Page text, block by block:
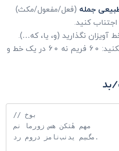
جمله (فعل/مفعول/مکث)
کنید.
آویزان نگذارید (و، یا، که…).
عددها و واحدها را جدا نکنید: 60 فریم نه 60 در یک خط و
بد
// خوب
من امروز سه نکتهٔ مهم
در مورد زمان‌بندی می‌گم.